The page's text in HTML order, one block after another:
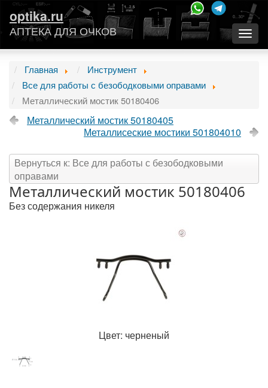
optika.ru
АПТЕКА ДЛЯ ОЧКОВ
Главная
Инструмент
Все для работы с безободковыми оправами
Металлический мостик 50180406
Металлический мостик 50180405
Металлисеские мостики 501804010
Вернуться к: Все для работы с безободковыми
оправами
Металлический мостик 50180406
Без содержания никеля
Цвет: черненый